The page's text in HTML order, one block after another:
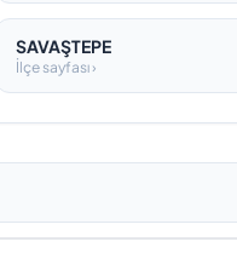
SAVAŞTEPE
İlçe sayfası ›